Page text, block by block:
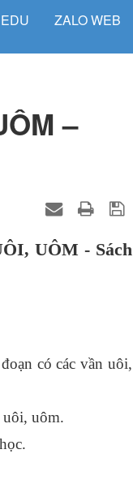
ZALO WEB
–
UÔM - Sách
có các vần uôi,
uôi, uôm.